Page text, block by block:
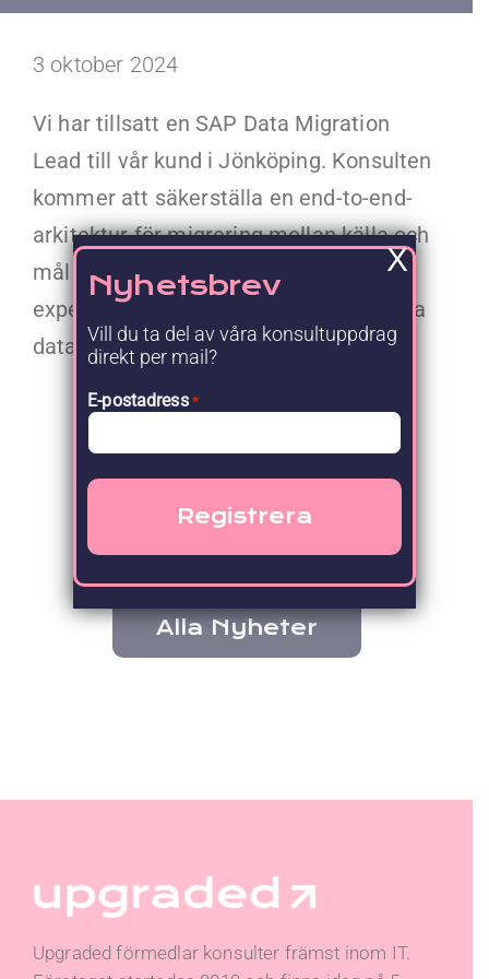
Portal
3 oktober 2024
Vi har tillsatt en SAP Data Migration
Lead till vår kund i Jönköping. Konsulten
kommer att säkerställa en end-to-end-
arkitektur för migrering mellan källa och
mål (SAP), samt samarbeta med
experter och leda arbetet med att säkra
datamigrerings designen hos vår kund.
Nyhetsrum
Alla Nyheter
Upgraded förmedlar konsulter främst inom IT.
Nyhetsbrev
Vill du ta del av våra konsultuppdrag
direkt per mail?
E-postadress *
X